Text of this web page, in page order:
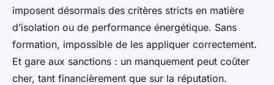
imposent désormais des critères stricts en matière
d’isolation ou de performance énergétique. Sans
formation, impossible de les appliquer correctement.
Et gare aux sanctions : un manquement peut coûter
cher, tant financièrement que sur la réputation.